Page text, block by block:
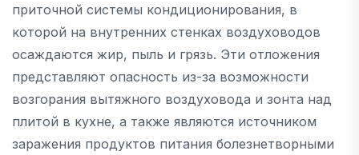
приточной системы кондиционирования, в
которой на внутренних стенках воздуховодов
осаждаются жир, пыль и грязь. Эти отложения
представляют опасность из-за возможности
возгорания вытяжного воздуховода и зонта над
плитой в кухне, а также являются источником
заражения продуктов питания болезнетворными